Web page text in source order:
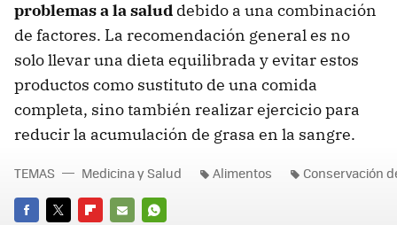
problemas a la salud debido a una combinación
de factores. La recomendación general es no
solo llevar una dieta equilibrada y evitar estos
productos como sustituto de una comida
completa, sino también realizar ejercicio para
reducir la acumulación de grasa en la sangre.
TEMAS Medicina y Salud Alimentos Conservación